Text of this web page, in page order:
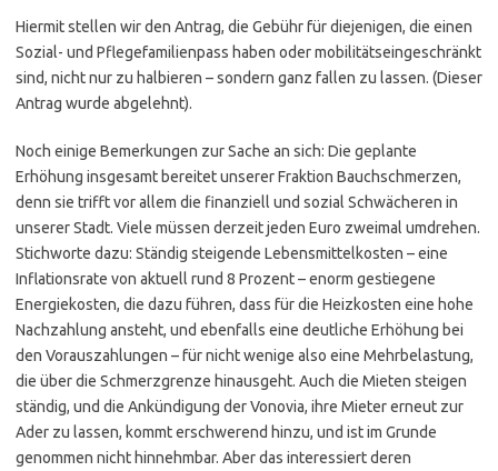
Hiermit stellen wir den Antrag, die Gebühr für diejenigen, die einen
Sozial- und Pflegefamilienpass haben oder mobilitätseingeschränkt
sind, nicht nur zu halbieren – sondern ganz fallen zu lassen. (Dieser
Antrag wurde abgelehnt).
Noch einige Bemerkungen zur Sache an sich: Die geplante
Erhöhung insgesamt bereitet unserer Fraktion Bauchschmerzen,
denn sie trifft vor allem die finanziell und sozial Schwächeren in
unserer Stadt. Viele müssen derzeit jeden Euro zweimal umdrehen.
Stichworte dazu: Ständig steigende Lebensmittelkosten – eine
Inflationsrate von aktuell rund 8 Prozent – enorm gestiegene
Energiekosten, die dazu führen, dass für die Heizkosten eine hohe
Nachzahlung ansteht, und ebenfalls eine deutliche Erhöhung bei
den Vorauszahlungen – für nicht wenige also eine Mehrbelastung,
die über die Schmerzgrenze hinausgeht. Auch die Mieten steigen
ständig, und die Ankündigung der Vonovia, ihre Mieter erneut zur
Ader zu lassen, kommt erschwerend hinzu, und ist im Grunde
genommen nicht hinnehmbar. Aber das interessiert deren